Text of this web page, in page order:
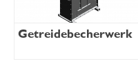
Getreidebecherwerk